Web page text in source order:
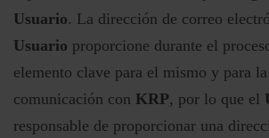
Usuario. La dirección de correo
Usuario proporcione durante el
elemento clave para el mismo y para
comunicación con KRP, por lo que el
responsable de proporcionar una